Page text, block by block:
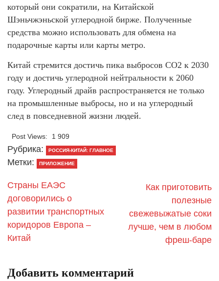
который они сократили, на Китайской
Шэньчжэньской углеродной бирже. Полученные
средства можно использовать для обмена на
подарочные карты или карты метро.
Китай стремится достичь пика выбросов CO2 к 2030
году и достичь углеродной нейтральности к 2060
году. Углеродный драйв распространяется не только
на промышленные выбросы, но и на углеродный
след в повседневной жизни людей.
Post Views: 1 909
Рубрика: РОССИЯ-КИТАЙ: ГЛАВНОЕ
Метки: ПРИЛОЖЕНИЕ
Страны ЕАЭС
договорились о
развитии транспортных
коридоров Европа –
Китай
Как приготовить
полезные
свежевыжатые соки
лучше, чем в любом
фреш-баре
Добавить комментарий